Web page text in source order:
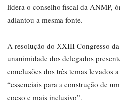
lidera o conselho fiscal da ANMP,
adiantou a mesma fonte.
A resolução do XXIII Congresso
unanimidade dos delegados
conclusões dos três temas levados
“essenciais para a construção de
coeso e mais inclusivo”.